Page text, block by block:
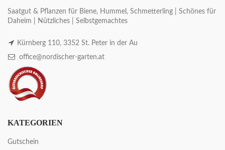
Saatgut & Pflanzen für Biene, Hummel, Schmetterling | Schönes für
Daheim | Nützliches | Selbstgemachtes
Kürnberg 110, 3352 St. Peter in der Au
office@nordischer-garten.at
KATEGORIEN
Gutschein